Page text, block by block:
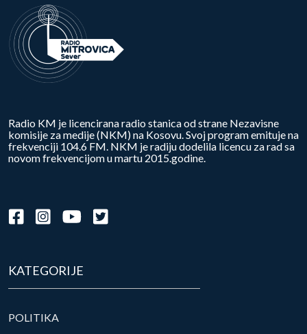
Radio KM je licencirana radio stanica od strane Nezavisne
komisije za medije (NKM) na Kosovu. Svoj program emituje na
frekvenciji 104.6 FM. NKM je radiju dodelila licencu za rad sa
novom frekvencijom u martu 2015.godine.
KATEGORIJE
POLITIKA